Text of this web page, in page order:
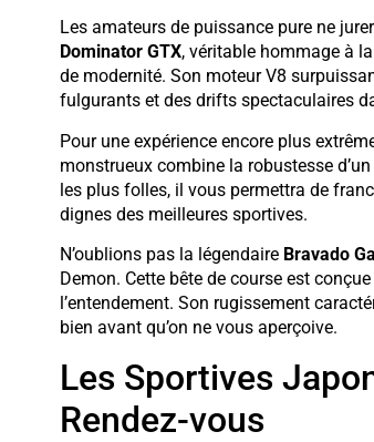
Les amateurs de puissance pure ne
Dominator GTX, véritable hommage à
de modernité. Son moteur V8
fulgurants et des drifts spectaculaires
Pour une expérience encore plus
monstrueux combine la robustesse
les plus folles, il vous permettra de
dignes des meilleures sportives.
N’oublions pas la légendaire Bravado
Demon. Cette bête de course est
l’entendement. Son rugissement
bien avant qu’on ne vous aperçoive.
Les Sportives
Rendez-vous